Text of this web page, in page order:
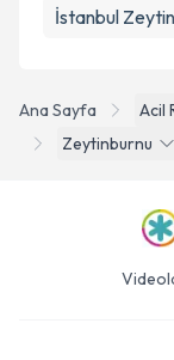
Ana Sayfa Acil
Zeytinburnu
İstanbul